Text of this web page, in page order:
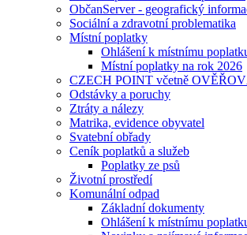
ObčanServer - geografický
Sociální a zdravotní problematika
Místní poplatky
Ohlášení k místnímu
Místní poplatky na rok 2026
CZECH POINT včetně
Odstávky a poruchy
Ztráty a nálezy
Matrika, evidence obyvatel
Svatební obřady
Ceník poplatků a služeb
Poplatky ze psů
Životní prostředí
Komunální odpad
Základní dokumenty
Ohlášení k místnímu